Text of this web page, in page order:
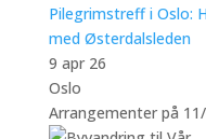
Pilegrimstreff i Oslo:
med Østerdalsleden
9 apr 26
Oslo
Arrangementer på